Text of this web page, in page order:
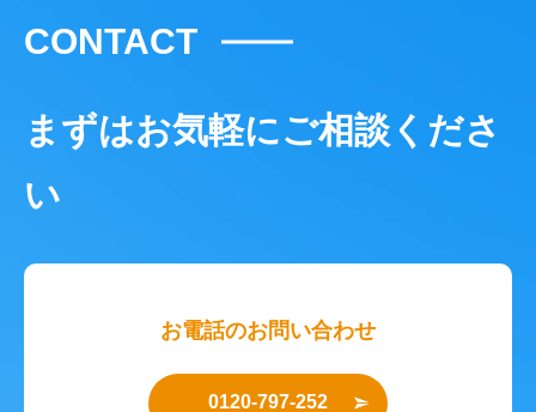
CONTACT
まずはお気軽にご相談くださ
い
お電話のお問い合わせ
0120-797-252